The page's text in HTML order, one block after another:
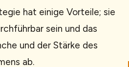
hat einige Vorteile; sie
sein und das
und der Stärke des
ab.